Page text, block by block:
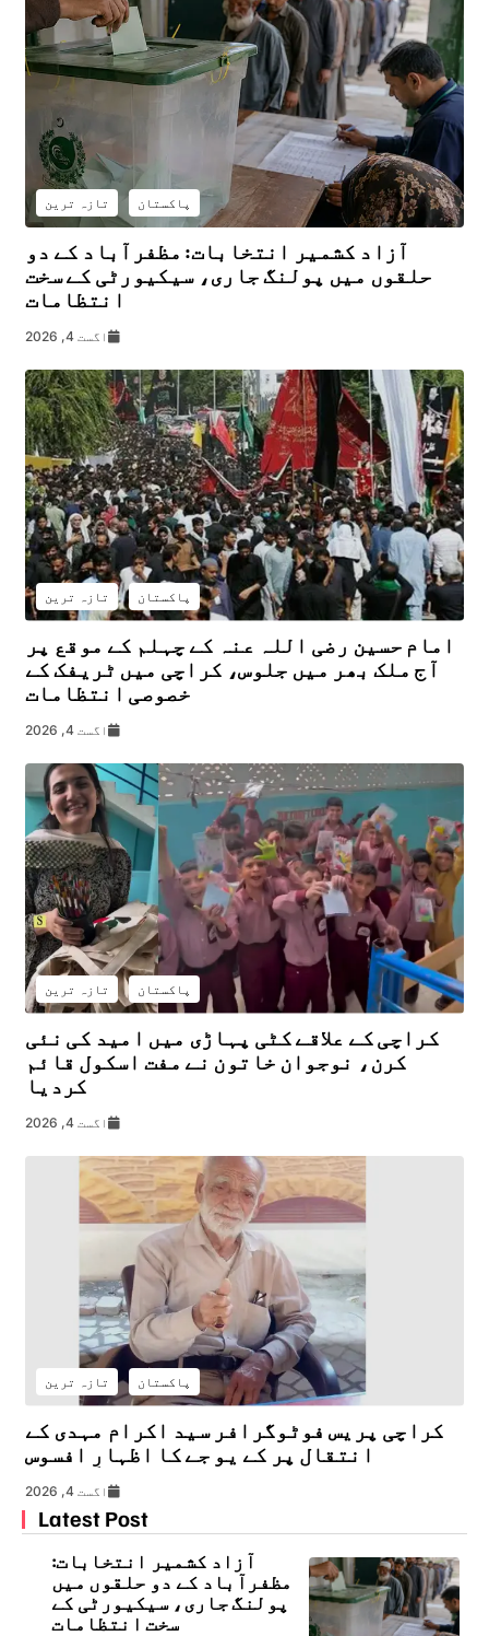
پاکستان تازہ ترین
آزاد کشمیر انتخابات: مظفرآباد کے دو
حلقوں میں پولنگ جاری، سیکیورٹی کے سخت
انتظامات
اگست 4, 2026
پاکستان تازہ ترین
امام حسین رضی اللہ عنہ کے چہلم کے موقع پر
آج ملک بھر میں جلوس، کراچی میں ٹریفک کے
خصوصی انتظامات
اگست 4, 2026
پاکستان تازہ ترین
کراچی کے علاقے کٹی پہاڑی میں امید کی نئی
کرن، نوجوان خاتون نے مفت اسکول قائم
کردیا
اگست 4, 2026
پاکستان تازہ ترین
کراچی پریس فوٹوگرافر سید اکرام مہدی کے
انتقال پر کے یو جے کا اظہارِ افسوس
اگست 4, 2026
Latest Post
آزاد کشمیر انتخابات:
مظفرآباد کے دو حلقوں میں
پولنگ جاری، سیکیورٹی کے
سخت انتظامات